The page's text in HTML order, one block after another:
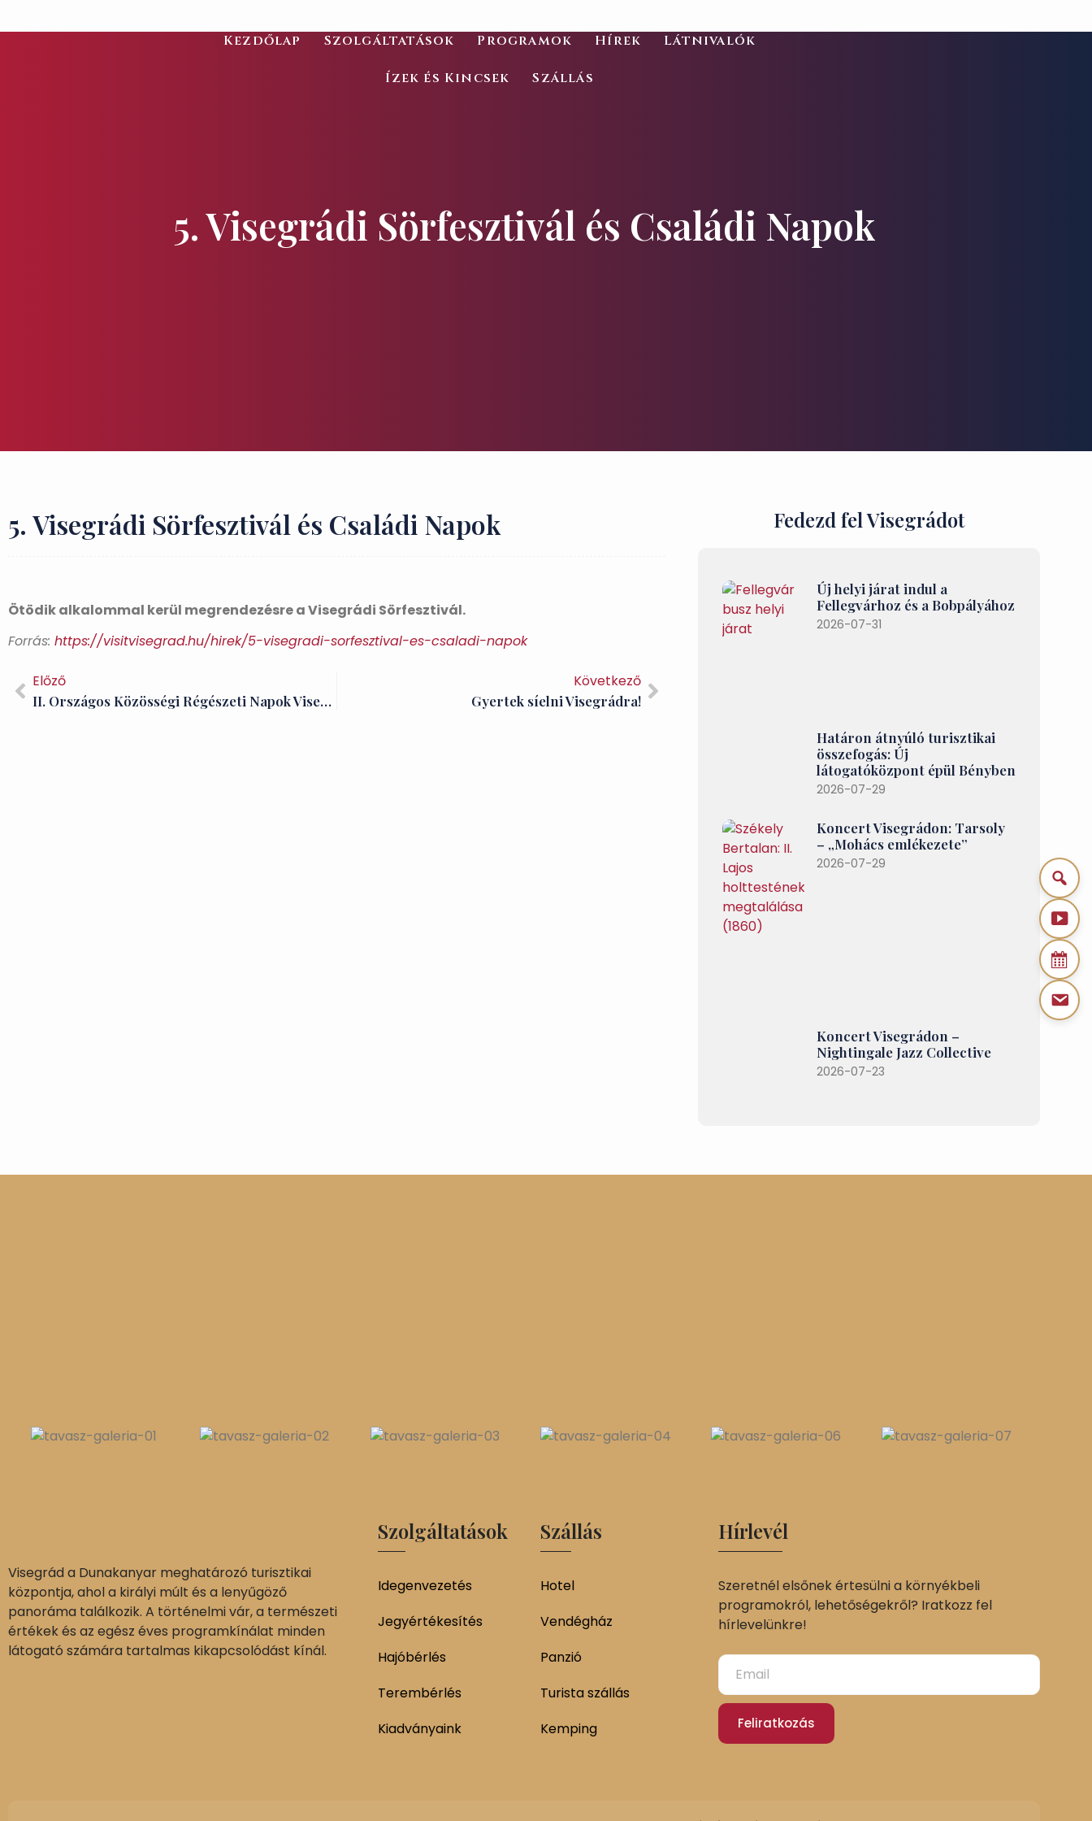
Kezdőlap Szolgáltatások Programok Hírek Látnivalók
Ízek és Kincsek Szállás
5. Visegrádi Sörfesztivál és Családi Napok
5. Visegrádi Sörfesztivál és Családi Napok
Ötödik alkalommal kerül megrendezésre a Visegrádi Sörfesztivál.
Forrás: https://visitvisegrad.hu/hirek/5-visegradi-sorfesztival-es-csaladi-napok
Előző
II. Országos Közösségi Régészeti Napok Visegrádon
Következő
Gyertek síelni Visegrádra!
Fedezd fel Visegrádot
Új helyi járat indul a
Fellegvárhoz és a Bobpályához
2026-07-31
Határon átnyúló turisztikai
összefogás: Új
látogatóközpont épül Bényben
2026-07-29
Koncert Visegrádon: Tarsoly
– „Mohács emlékezete”
2026-07-29
Koncert Visegrádon –
Nightingale Jazz Collective
2026-07-23
Visegrád a Dunakanyar meghatározó turisztikai
központja, ahol a királyi múlt és a lenyűgöző
panoráma találkozik. A történelmi vár, a természeti
értékek és az egész éves programkínálat minden
látogató számára tartalmas kikapcsolódást kínál.
Szolgáltatások
Idegenvezetés
Jegyértékesítés
Hajóbérlés
Terembérlés
Kiadványaink
Szállás
Hotel
Vendégház
Panzió
Turista szállás
Kemping
Hírlevél
Szeretnél elsőnek értesülni a környékbeli
programokról, lehetőségekről? Iratkozz fel
hírlevelünkre!
Feliratkozás